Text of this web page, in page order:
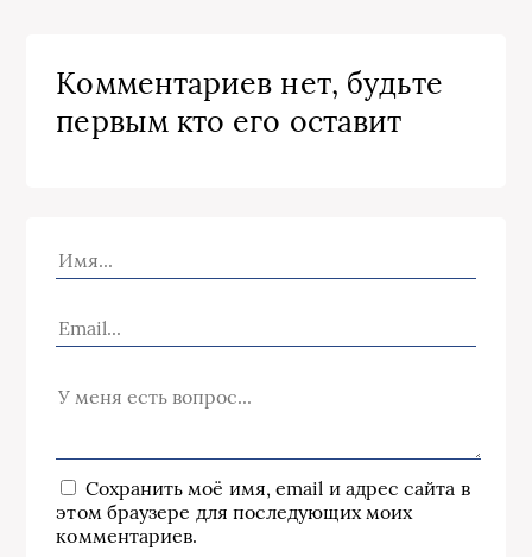
Комментариев нет, будьте
первым кто его оставит
Сохранить моё имя, email и адрес сайта в
этом браузере для последующих моих
комментариев.